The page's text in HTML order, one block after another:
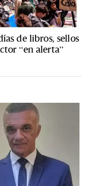
de libros, sellos
“en alerta”